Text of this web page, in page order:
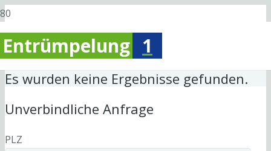
Entrümpelung 1
Es wurden keine Ergebnisse gefunden.
Unverbindliche Anfrage
PLZ